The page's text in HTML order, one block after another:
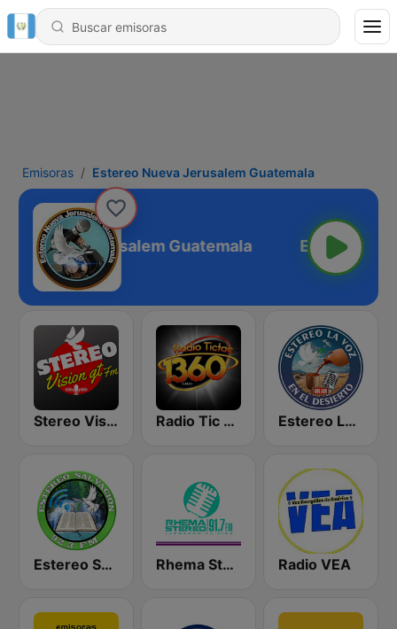
Emisoras Estereo Nueva Jerusalem Guatemala
Nueva Jerusalem Guatemala
Stereo Vision Radio Tic Tac Guatemala Estereo La Voz En El Desierto
Estereo Salvacion Rhema Stereo Radio VEA